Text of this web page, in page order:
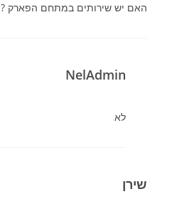
האם יש שירותים במתחם הפארק ?
NelAdmin
לא
שירן